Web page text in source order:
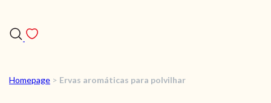
RECEITAS
Homepage > Ervas aromáticas para polvilhar